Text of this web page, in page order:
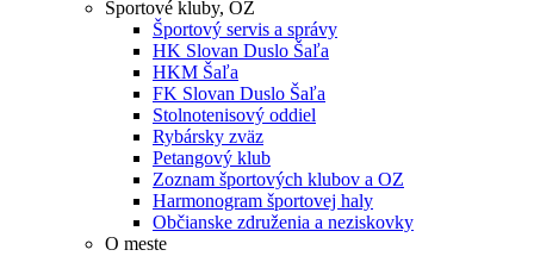
Športové kluby, OZ
Športový servis a správy
HK Slovan Duslo Šaľa
HKM Šaľa
FK Slovan Duslo Šaľa
Stolnotenisový oddiel
Rybársky zväz
Petangový klub
Zoznam športových klubov a OZ
Harmonogram športovej haly
Občianske združenia a neziskovky
O meste